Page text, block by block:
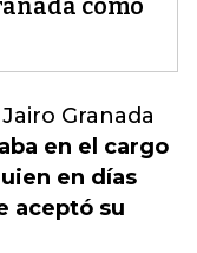
como
Granada
en el cargo
en días
aceptó su